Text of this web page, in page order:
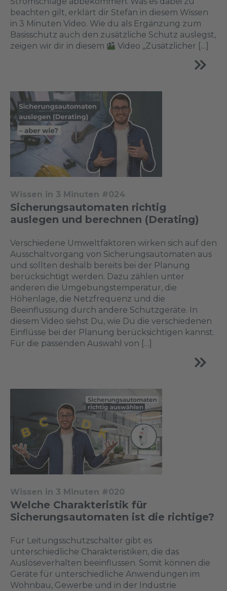
beachten gilt, erklärt dir Stefan in diesem Wissen
in 3 Minuten Video. Wie du als Ergänzung zum
Basisschutz auch den zusätzliche Schutz auslegst,
zeigen wir dir in diesem
Video „Zusätzlicher […]
Wissen in 3 Minuten #024
Sicherungsautomaten richtig
auslegen und berechnen (Derating)
Verschiedene Umweltfaktoren wirken sich auf den
Ausschaltvorgang von Sicherungsautomaten aus
und sollten deshalb bereits bei der Planung
berücksichtigt werden. Dazu zählen unter
anderen die Umgebungstemperatur, die
Höhenlage, die Netzfrequenz und die
Beeinflussung durch andere Schutzgeräte. In
diesem Video siehst Du, wie Du die verschiedenen
Einflüsse bei der Planung berücksichtigen kannst.
Für die passenden Auswahl von […]
Wissen in 3 Minuten #020
Welche Charakteristik für
Sicherungsautomaten ist die richtige?
Für Leitungsschutzschalter gibt es
unterschiedliche Charakteristiken, die das
Auslöseverhalten beeinflussen. Somit können die
Geräte für unterschiedliche Anwendungen im
Wohnbau, Gewerbe und in der Industrie